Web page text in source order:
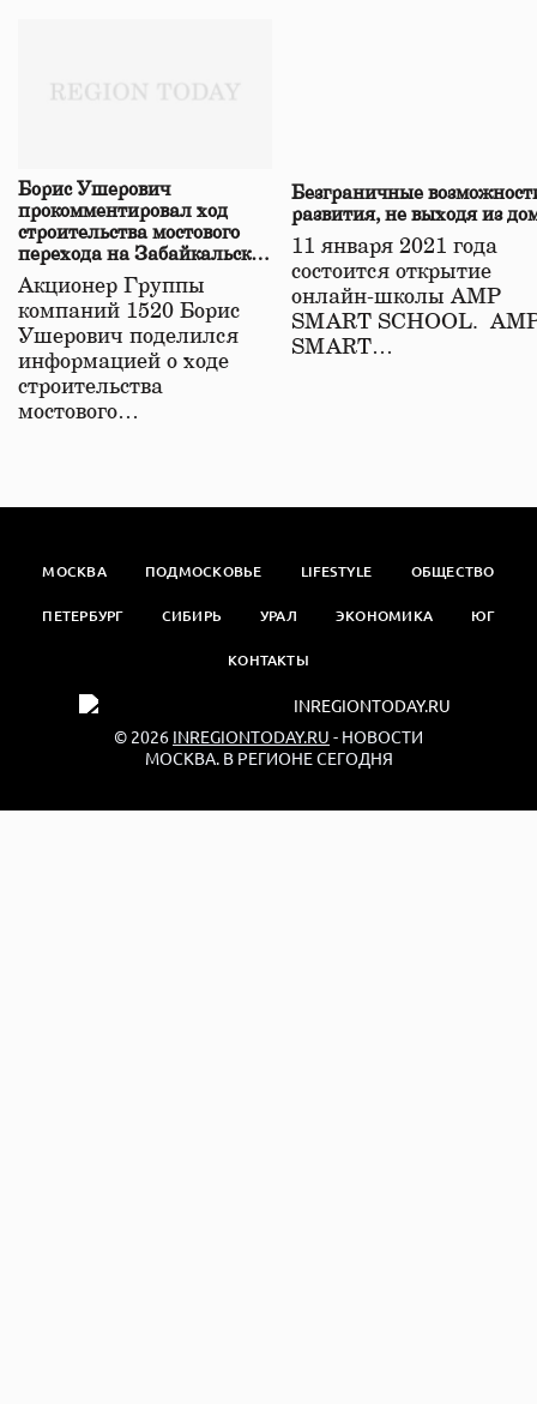
Борис Ушерович
прокомментировал ход
строительства мостового
перехода на Забайкальской
железной дороге
Акционер Группы
компаний 1520 Борис
Ушерович поделился
информацией о ходе
строительства
мостового…
Безграничные
развития, не выходя из
11 января 2021 года
состоится открытие
онлайн-школы АМР
SMART SCHOOL.
SMART…
МОСКВА ПОДМОСКОВЬЕ LIFESTYLE ОБЩЕСТВО
ПЕТЕРБУРГ СИБИРЬ УРАЛ ЭКОНОМИКА ЮГ
КОНТАКТЫ
© 2026 INREGIONTODAY.RU - НОВОСТИ
МОСКВА. В РЕГИОНЕ СЕГОДНЯ